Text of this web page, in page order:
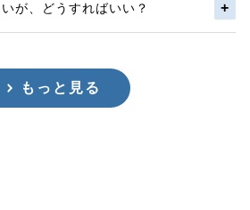
が、どうすればいい？
もっと見る